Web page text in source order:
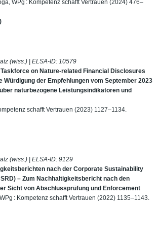
WPg : Kompetenz schafft Vertrauen (2024) 476–
(wiss.) | ELSA-ID: 10579
on Nature-related Financial Disclosures
Würdigung der Empfehlungen vom September 2023
naturbezogene Leistungsindikatoren und
schafft Vertrauen (2023) 1127–1134.
(wiss.) | ELSA-ID: 9129
nach der Corporate Sustainability
– Zum Nachhaltigkeitsbericht nach den
Sicht von Abschlussprüfung und Enforcement
: Kompetenz schafft Vertrauen (2022) 1135–1143.